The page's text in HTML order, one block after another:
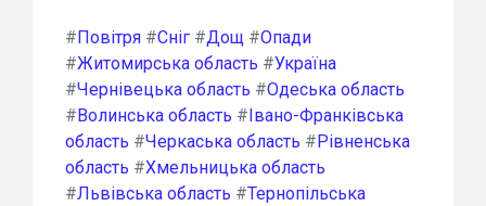
# Повітря #Сніг #Дощ #Опади
#Житомирська область #Україна
#Чернівецька область #Одеська область
# Волинська область # Івано-Франківська
область #Черкаська область # Рівненська
область #Хмельницька область
#Львівська область #Тернопільська